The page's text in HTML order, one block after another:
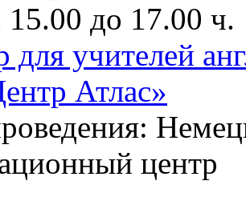
до 17.00 ч.
учителей
Атлас»
центр